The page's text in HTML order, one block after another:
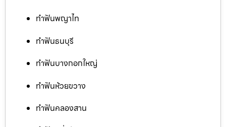
ทำฟันพญาไท
ทำฟันธนบุรี
ทำฟันบางกอกใหญ่
ทำฟันห้วยขวาง
ทำฟันคลองสาน